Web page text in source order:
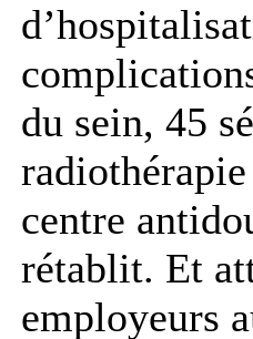
du sein, 45
centre
rétablit. Et
employeurs